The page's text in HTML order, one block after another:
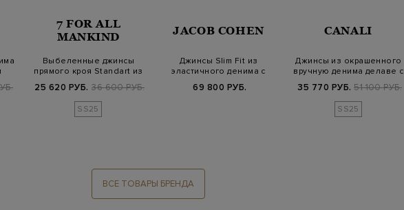
7 FOR ALL
MANKIND
Выбеленные джинсы
прямого кроя Standart из
25 620 РУБ. 36 600 РУБ.
SS25
JACOB COHEN
Джинсы Slim Fit из
эластичного денима с
69 800 РУБ.
CANALI
Джинсы из окрашенного
вручную денима делаве с
35 770 РУБ. 51 100 РУБ.
SS25
ВСЕ ТОВАРЫ БРЕНДА